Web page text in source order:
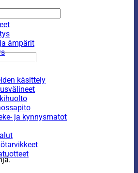
ämpärit
käsittely
ja kynnysmatot